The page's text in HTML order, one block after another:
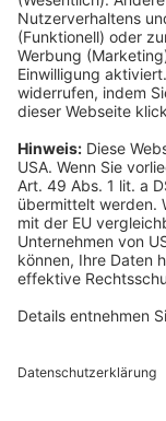
Vorstand: Alina vom
Thomas Bischof
Dr. Sylvia Eichelberg
Harald Epple
Dr. Andreas Eurich
Christian Ritz
Oliver Schoeller
Aufsichtsrats-
Rechtsform des
Sitz: Köln;
USt.-